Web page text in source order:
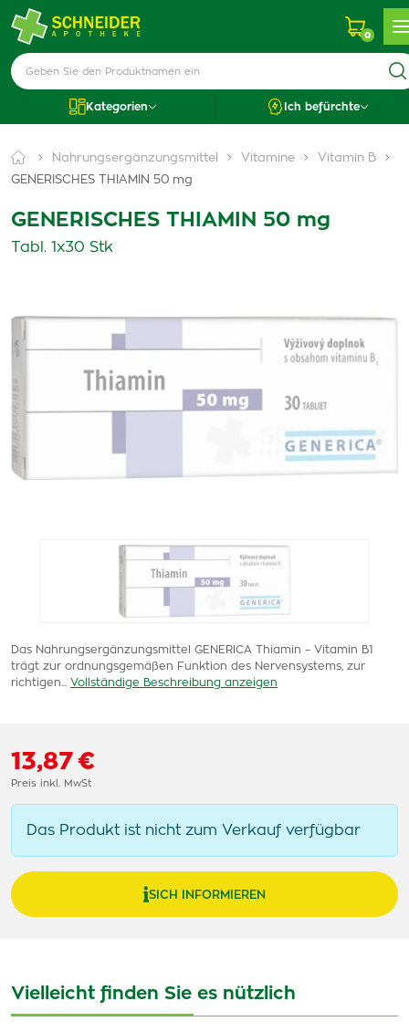
0
Kategorien Ich befürchte
Nahrungsergänzungsmittel Vitamine
Vitamin B
GENERISCHES THIAMIN 50 mg
GENERISCHES THIAMIN 50 mg
Tabl. 1x30 Stk
Das Nahrungsergänzungsmittel GENERICA Thiamin – Vitamin B1
trägt zur ordnungsgemäßen Funktion des Nervensystems, zur
richtigen...
Vollständige Beschreibung anzeigen
13,87 €
Preis inkl. MwSt
Das Produkt ist nicht zum Verkauf verfügbar
SICH INFORMIEREN
Vielleicht finden Sie es nützlich